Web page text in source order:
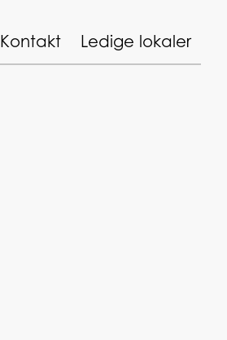
Kontakt Ledige lokaler